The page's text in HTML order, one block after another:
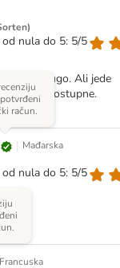
od nula do 5: 5/5
ništa drugo. Ali jede
dostupne.
račun.
| Mađarska
od nula do 5: 5/5
Francuska